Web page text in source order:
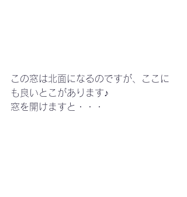
この窓は北面になるのですが、ここに
も良いとこがあります♪
窓を開けますと・・・